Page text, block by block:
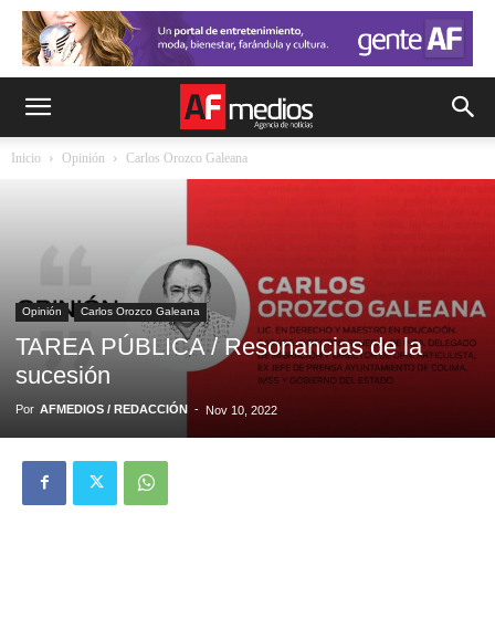
Inicio Opinión Carlos Orozco Galeana
Opinión Carlos Orozco Galeana
TAREA PÚBLICA / Resonancias de la
sucesión
Por AFMEDIOS / REDACCIÓN - Nov 10, 2022